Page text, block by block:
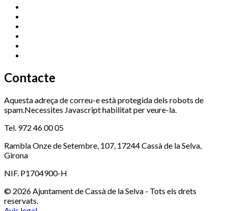
Contacte
Aquesta adreça de correu-e està protegida dels robots de
spam.Necessites Javascript habilitat per veure-la.
Tel. 972 46 00 05
Rambla Onze de Setembre, 107, 17244 Cassà de la Selva,
Girona
NIF. P1704900-H
© 2026 Ajuntament de Cassà de la Selva - Tots els drets
reservats.